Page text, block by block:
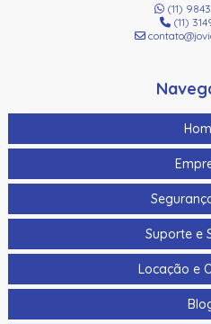
(11)
(11)
Suporte e
Locação e